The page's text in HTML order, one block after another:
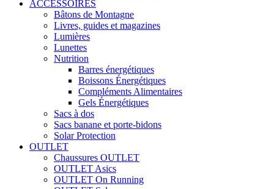
ACCESSOIRES
Bâtons de Montagne
Livres, guides et magazines
Lumières
Lunettes
Nutrition
Barres énergétiques
Boissons Énergétiques
Compléments Alimentaires
Gels Énergétiques
Sacs à dos
Sacs banane et porte-bidons
Solar Protection
OUTLET
Chaussures OUTLET
OUTLET Asics
OUTLET On Running